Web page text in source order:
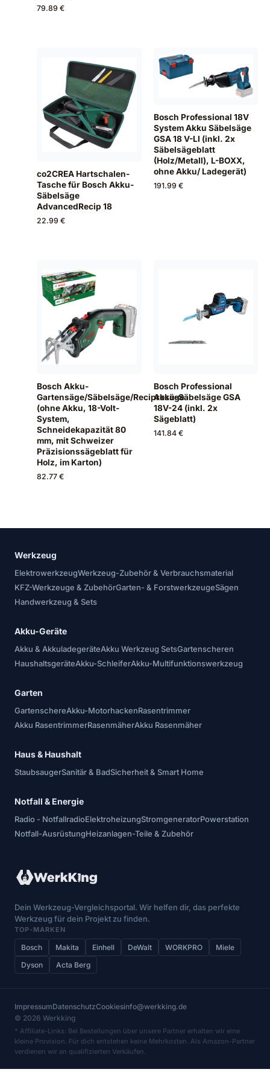
79.89 €
co2CREA Hartschalen-
Tasche für Bosch Akku-
Säbelsäge
AdvancedRecip 18
22.99 €
Bosch Professional 18V
System Akku Säbelsäge
GSA 18 V-LI (inkl. 2x
Säbelsägeblatt
(Holz/Metall), L-BOXX,
ohne Akku/ Ladegerät)
191.99 €
Bosch Akku-
Gartensäge/Säbelsäge/Reciprosäge
(ohne Akku, 18-Volt-
System,
Schneidekapazität 80
mm, mit Schweizer
Präzisionssägeblatt für
Holz, im Karton)
82.77 €
Bosch Professional
Akku-Säbelsäge GSA
18V-24 (inkl. 2x
Sägeblatt)
141.84 €
Werkzeug
ElektrowerkzeugWerkzeug-Zubehör & Verbrauchsmaterial
KFZ-Werkzeuge & ZubehörGarten- & ForstwerkzeugeSägen
Handwerkzeug & Sets
Akku-Geräte
Akku & AkkuladegeräteAkku Werkzeug SetsGartenscheren
HaushaltsgeräteAkku-SchleiferAkku-Multifunktionswerkzeug
Garten
GartenschereAkku-MotorhackenRasentrimmer
Akku RasentrimmerRasenmäherAkku Rasenmäher
Haus & Haushalt
StaubsaugerSanitär & BadSicherheit & Smart Home
Notfall & Energie
Radio - NotfallradioElektroheizungStromgeneratorPowerstation
Notfall-AusrüstungHeizanlagen-Teile & Zubehör
Dein Werkzeug-Vergleichsportal. Wir helfen dir, das perfekte
Werkzeug für dein Projekt zu finden.
TOP-MARKEN
Bosch Makita Einhell DeWalt WORKPRO
Miele
Dyson
Acta Berg
ImpressumDatenschutzCookiesinfo@werkking.de
© 2026 Werkking
* Affiliate-Links: Bei Bestellungen über unsere Partner erhalten wir eine
kleine Provision. Für dich entstehen keine Mehrkosten. Als Amazon-Partner
verdienen wir an qualifizierten Verkäufen.